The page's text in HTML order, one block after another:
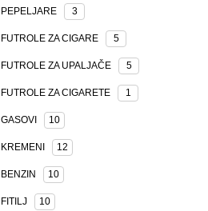
PEPELJARE 3
FUTROLE ZA CIGARE 5
FUTROLE ZA UPALJAČE 5
FUTROLE ZA CIGARETE 1
GASOVI 10
KREMENI 12
BENZIN 10
FITILJ 10